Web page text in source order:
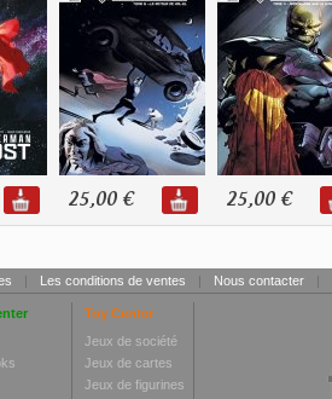
25,00 € 25,00 €
| Les conditions de ventes | Nous contacter |
Toy Center
Jeux de société
Jeux de cartes
Jeux de figurines